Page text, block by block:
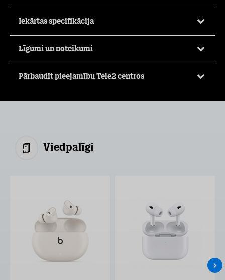
Iekārtas specifikācija
Līgumi un noteikumi
Pārbaudīt pieejamību Tele2 centros
Viedpalīgi